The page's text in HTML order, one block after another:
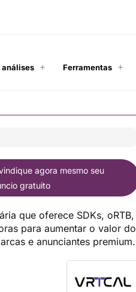
análises Ferramentas
agora mesmo seu
gratuito
que oferece SDKs, oRTB,
para aumentar o valor do
e anunciantes premium.